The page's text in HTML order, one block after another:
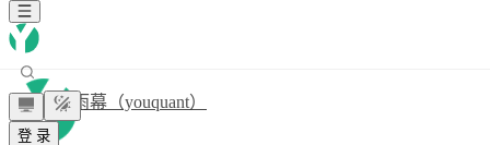
登 录
雨幕（youquant）